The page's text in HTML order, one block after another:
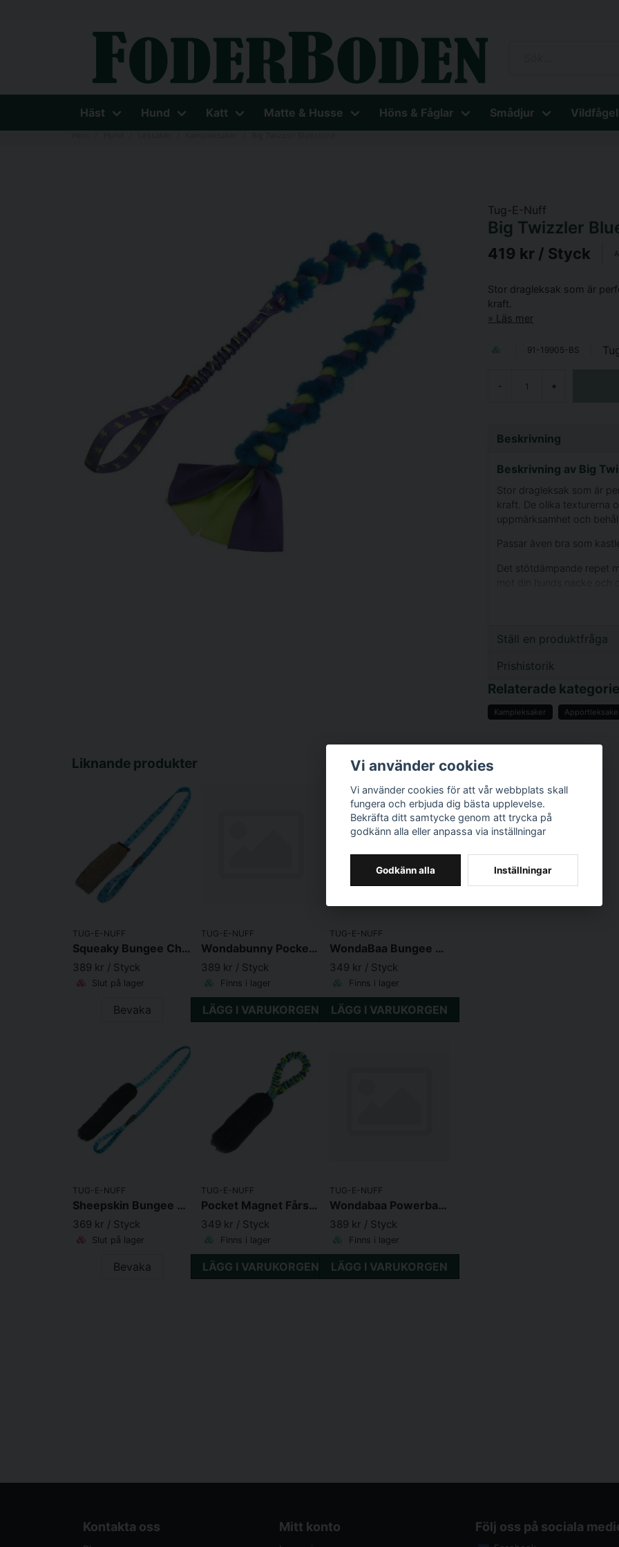
Häst Hund Katt Matte & Husse Höns & Fåglar Smådjur
Tug-E-Nuff
Big Twizzler
419 kr / Styck
Stor dragleksak som är
kraft.
Läs mer
91-19905-BS
- +
Beskrivning
Beskrivning av Big
Stor dragleksak som är
kraft. De olika texturerna
uppmärksamhet och
Passar även bra som
Det stötdämpande repet
ca 104cm långt inklusive
Ställ en produktfråga
question
name
Namn
Ja, ni får publicera
Prishistorik
Relaterade
Kampleksaker
Liknande produkter
TUG-E-NUFF
Squeaky Bungee Chaser Kaninpäls
389 kr / Styck
Slut på lager
Bevaka
TUG-E-NUFF
Wondabunny Pocket Powerball
389 kr / Styck
Finns i lager
LÄGG I VARUKORGEN
TUG-E-NUFF
WondaBaa Bungee Fårskinn
349 kr / Styck
Finns i lager
LÄGG I VARUKORGEN
TUG-E-NUFF
Sheepskin Bungee Chaser Fårskinn
369 kr / Styck
Slut på lager
Bevaka
TUG-E-NUFF
Pocket Magnet Fårskinn
349 kr / Styck
Finns i lager
LÄGG I VARUKORGEN
TUG-E-NUFF
Wondabaa Powerball Bungee Fårskinn
389 kr / Styck
Finns i lager
LÄGG I VARUKORGEN
Kontakta oss Mitt konto Följ oss på sociala
Vi använder cookies
Vi använder cookies för att vår webbplats skall
fungera och erbjuda dig bästa upplevelse.
Bekräfta ditt samtycke genom att trycka på
godkänn alla eller anpassa via inställningar
Godkänn alla Inställningar